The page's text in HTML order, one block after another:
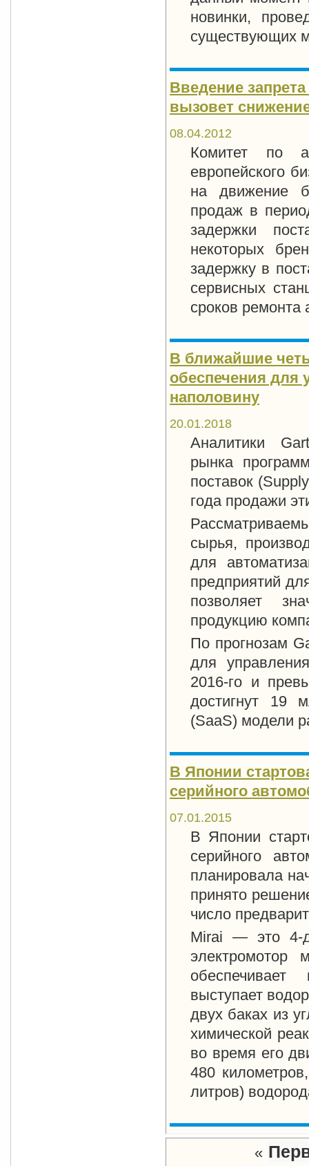
новинки,
существующих
Введение
вызовет
08.04.2012
Комитет по
европейского
на движение
продаж в
задержки
некоторых
задержку в
сервисных
сроков ремонта
В ближайшие
обеспечения для
наполовину
20.01.2018
Аналитики
рынка
поставок
года продажи
сырья,
для
предприятий
позволяет
продукцию
По прогнозам
для
2016-го и
достигнут 19
(SaaS) модели
В Японии
серийного
07.01.2015
В Японии
серийного
планировала
принято
число
Mirai — это 4-
выступает
двух баках из
химической
во время его
480 километров
литров)
«